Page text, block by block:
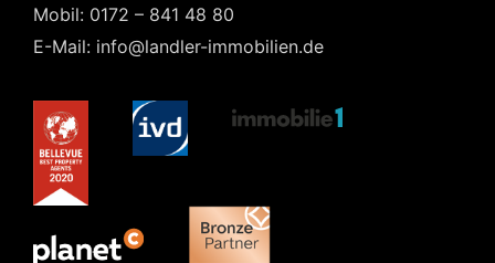
Mobil: 0172 – 841 48 80
E-Mail: info@landler-immobilien.de